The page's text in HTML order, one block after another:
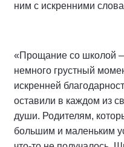
ним с искренними
«Прощание со школой
немного грустный
искренней
оставили в каждом из
души. Родителям,
большим и маленьким